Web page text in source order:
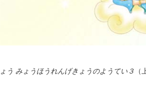
う みょうほうれんげきょうのようてい３